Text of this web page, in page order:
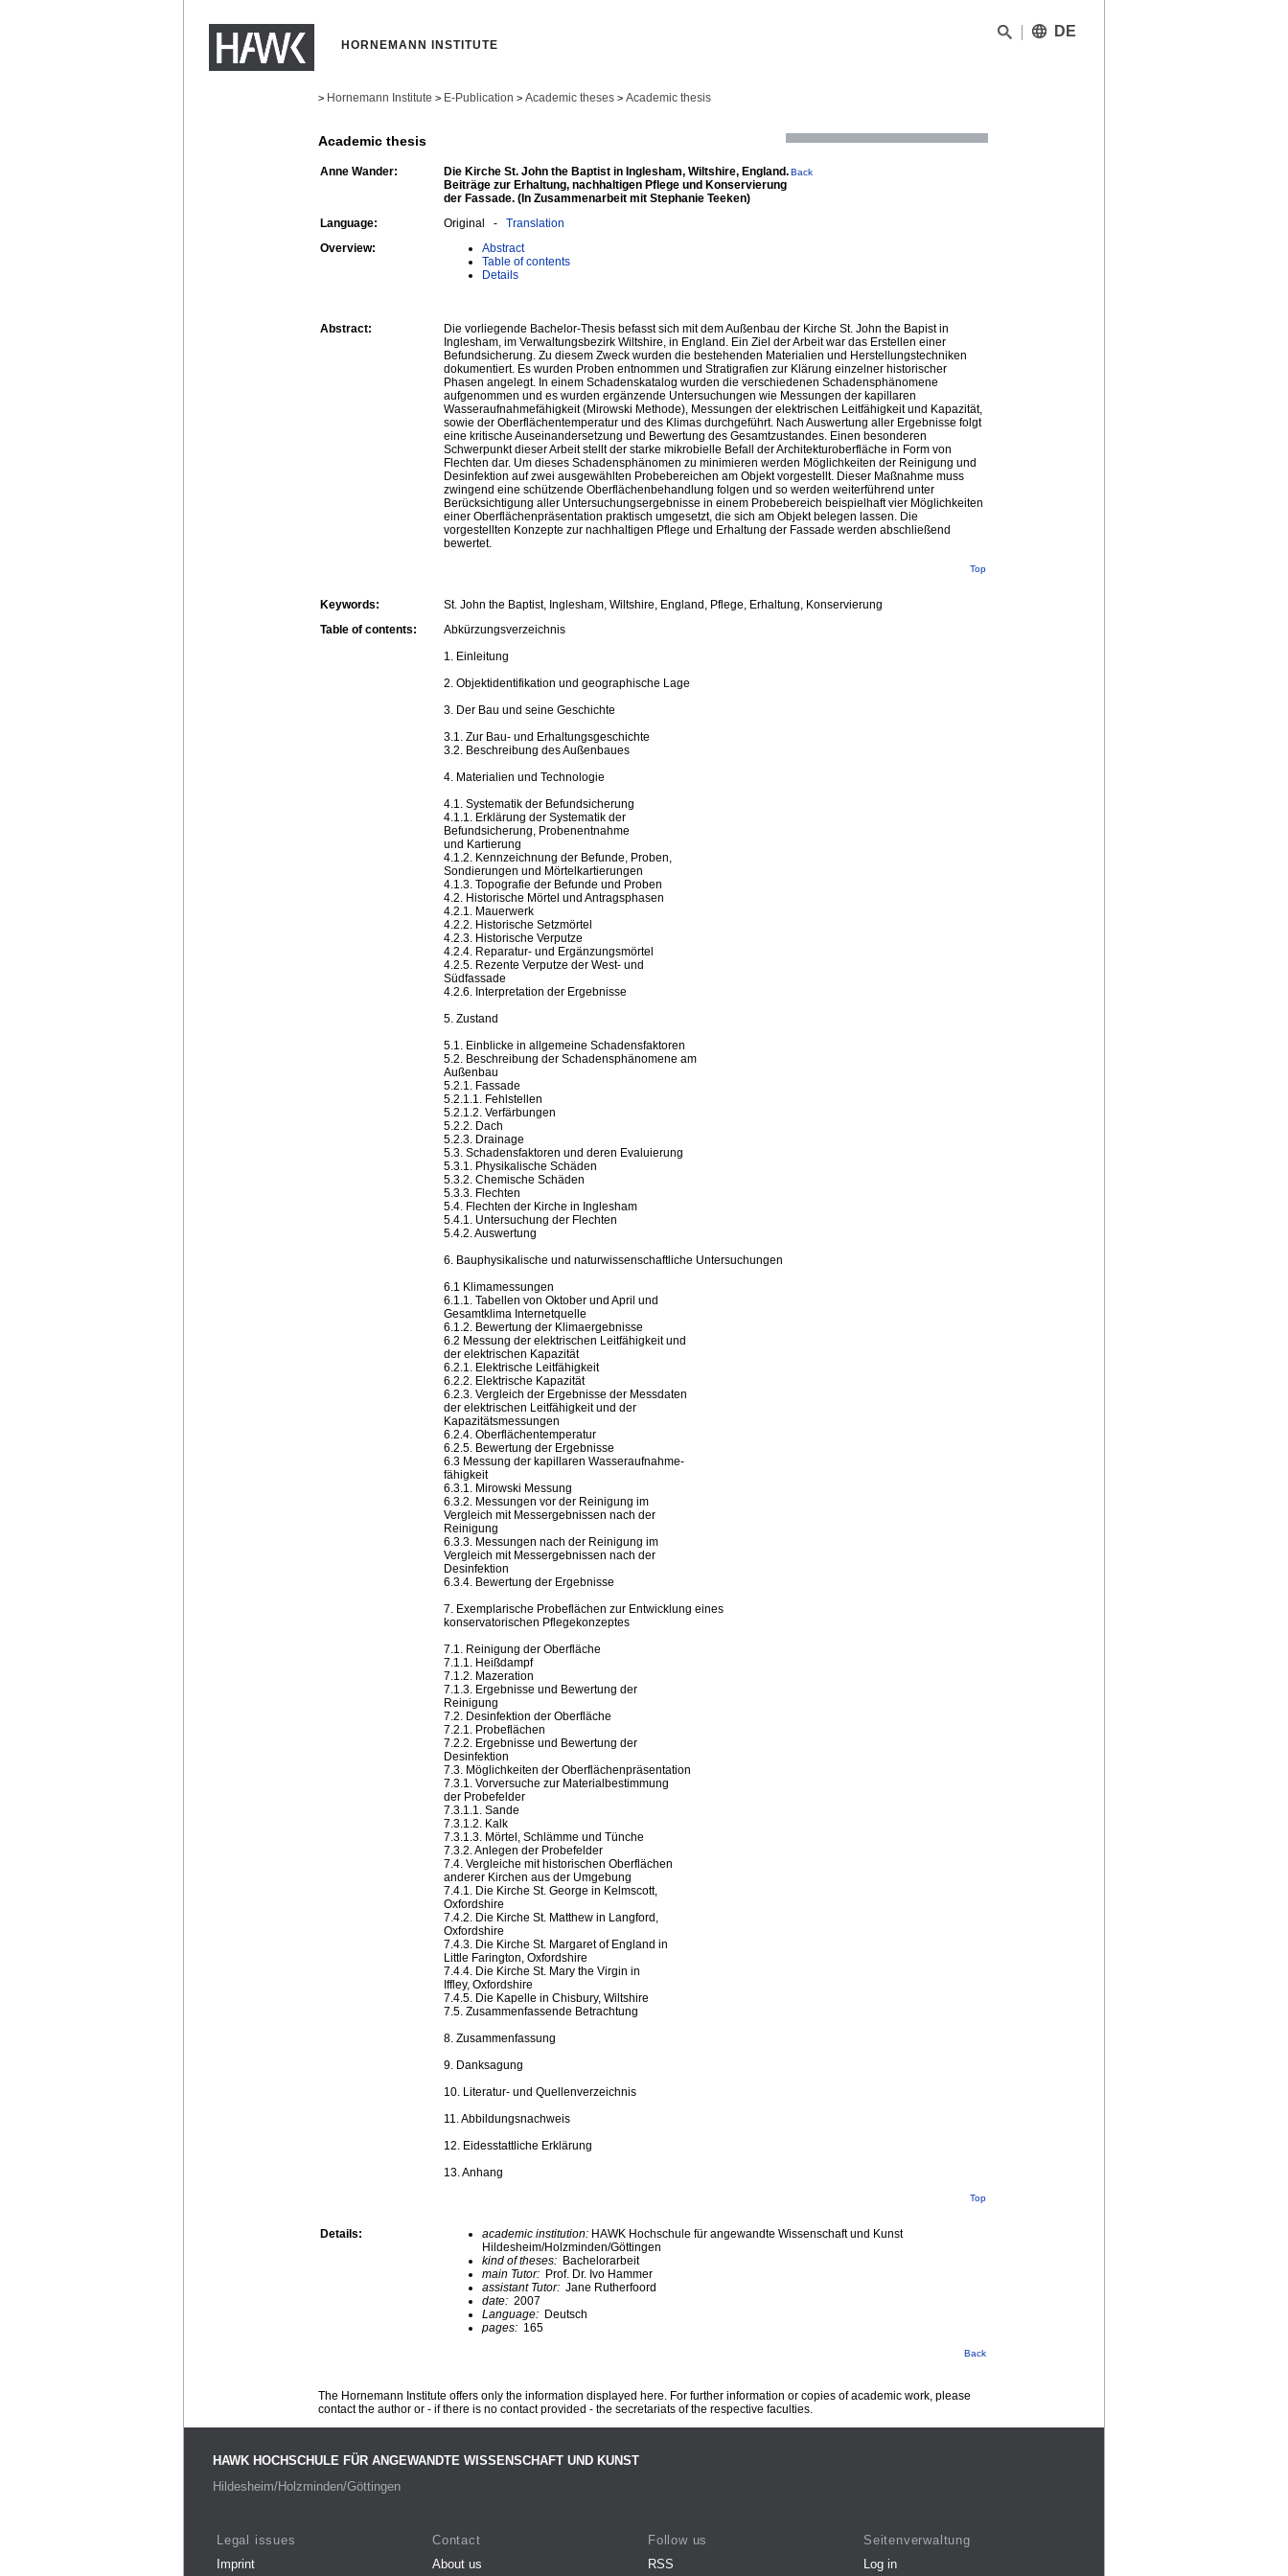
HORNEMANN INSTITUTE
DE
> Hornemann Institute > E-Publication > Academic theses > Academic thesis
Academic thesis
Anne Wander:
Die Kirche St. John the Baptist in Inglesham, Wiltshire, England.
Beiträge zur Erhaltung, nachhaltigen Pflege und Konservierung
der Fassade. (In Zusammenarbeit mit Stephanie Teeken)
Back
Language: Original - Translation
Overview:
Abstract
Table of contents
Details
Abstract:
Die vorliegende Bachelor-Thesis befasst sich mit dem Außenbau der Kirche St. John the Bapist in
Inglesham, im Verwaltungsbezirk Wiltshire, in England. Ein Ziel der Arbeit war das Erstellen einer
Befundsicherung. Zu diesem Zweck wurden die bestehenden Materialien und Herstellungstechniken
dokumentiert. Es wurden Proben entnommen und Stratigrafien zur Klärung einzelner historischer
Phasen angelegt. In einem Schadenskatalog wurden die verschiedenen Schadensphänomene
aufgenommen und es wurden ergänzende Untersuchungen wie Messungen der kapillaren
Wasseraufnahmefähigkeit (Mirowski Methode), Messungen der elektrischen Leitfähigkeit und Kapazität,
sowie der Oberflächentemperatur und des Klimas durchgeführt. Nach Auswertung aller Ergebnisse folgt
eine kritische Auseinandersetzung und Bewertung des Gesamtzustandes. Einen besonderen
Schwerpunkt dieser Arbeit stellt der starke mikrobielle Befall der Architekturoberfläche in Form von
Flechten dar. Um dieses Schadensphänomen zu minimieren werden Möglichkeiten der Reinigung und
Desinfektion auf zwei ausgewählten Probebereichen am Objekt vorgestellt. Dieser Maßnahme muss
zwingend eine schützende Oberflächenbehandlung folgen und so werden weiterführend unter
Berücksichtigung aller Untersuchungsergebnisse in einem Probebereich beispielhaft vier Möglichkeiten
einer Oberflächenpräsentation praktisch umgesetzt, die sich am Objekt belegen lassen. Die
vorgestellten Konzepte zur nachhaltigen Pflege und Erhaltung der Fassade werden abschließend
bewertet.
Top
Keywords:
St. John the Baptist, Inglesham, Wiltshire, England, Pflege, Erhaltung, Konservierung
Table of contents:
Abkürzungsverzeichnis
1. Einleitung
2. Objektidentifikation und geographische Lage
3. Der Bau und seine Geschichte
3.1. Zur Bau- und Erhaltungsgeschichte
3.2. Beschreibung des Außenbaues
4. Materialien und Technologie
4.1. Systematik der Befundsicherung
4.1.1. Erklärung der Systematik der
Befundsicherung, Probenentnahme
und Kartierung
4.1.2. Kennzeichnung der Befunde, Proben,
Sondierungen und Mörtelkartierungen
4.1.3. Topografie der Befunde und Proben
4.2. Historische Mörtel und Antragsphasen
4.2.1. Mauerwerk
4.2.2. Historische Setzmörtel
4.2.3. Historische Verputze
4.2.4. Reparatur- und Ergänzungsmörtel
4.2.5. Rezente Verputze der West- und
Südfassade
4.2.6. Interpretation der Ergebnisse
5. Zustand
5.1. Einblicke in allgemeine Schadensfaktoren
5.2. Beschreibung der Schadensphänomene am
Außenbau
5.2.1. Fassade
5.2.1.1. Fehlstellen
5.2.1.2. Verfärbungen
5.2.2. Dach
5.2.3. Drainage
5.3. Schadensfaktoren und deren Evaluierung
5.3.1. Physikalische Schäden
5.3.2. Chemische Schäden
5.3.3. Flechten
5.4. Flechten der Kirche in Inglesham
5.4.1. Untersuchung der Flechten
5.4.2. Auswertung
6. Bauphysikalische und naturwissenschaftliche Untersuchungen
6.1 Klimamessungen
6.1.1. Tabellen von Oktober und April und
Gesamtklima Internetquelle
6.1.2. Bewertung der Klimaergebnisse
6.2 Messung der elektrischen Leitfähigkeit und
der elektrischen Kapazität
6.2.1. Elektrische Leitfähigkeit
6.2.2. Elektrische Kapazität
6.2.3. Vergleich der Ergebnisse der Messdaten
der elektrischen Leitfähigkeit und der
Kapazitätsmessungen
6.2.4. Oberflächentemperatur
6.2.5. Bewertung der Ergebnisse
6.3 Messung der kapillaren Wasseraufnahme-
fähigkeit
6.3.1. Mirowski Messung
6.3.2. Messungen vor der Reinigung im
Vergleich mit Messergebnissen nach der
Reinigung
6.3.3. Messungen nach der Reinigung im
Vergleich mit Messergebnissen nach der
Desinfektion
6.3.4. Bewertung der Ergebnisse
7. Exemplarische Probeflächen zur Entwicklung eines
konservatorischen Pflegekonzeptes
7.1. Reinigung der Oberfläche
7.1.1. Heißdampf
7.1.2. Mazeration
7.1.3. Ergebnisse und Bewertung der
Reinigung
7.2. Desinfektion der Oberfläche
7.2.1. Probeflächen
7.2.2. Ergebnisse und Bewertung der
Desinfektion
7.3. Möglichkeiten der Oberflächenpräsentation
7.3.1. Vorversuche zur Materialbestimmung
der Probefelder
7.3.1.1. Sande
7.3.1.2. Kalk
7.3.1.3. Mörtel, Schlämme und Tünche
7.3.2. Anlegen der Probefelder
7.4. Vergleiche mit historischen Oberflächen
anderer Kirchen aus der Umgebung
7.4.1. Die Kirche St. George in Kelmscott,
Oxfordshire
7.4.2. Die Kirche St. Matthew in Langford,
Oxfordshire
7.4.3. Die Kirche St. Margaret of England in
Little Farington, Oxfordshire
7.4.4. Die Kirche St. Mary the Virgin in
Iffley, Oxfordshire
7.4.5. Die Kapelle in Chisbury, Wiltshire
7.5. Zusammenfassende Betrachtung
8. Zusammenfassung
9. Danksagung
10. Literatur- und Quellenverzeichnis
11. Abbildungsnachweis
12. Eidesstattliche Erklärung
13. Anhang
Top
Details: academic institution: HAWK Hochschule für angewandte Wissenschaft und Kunst
Hildesheim/Holzminden/Göttingen
kind of theses: Bachelorarbeit
main Tutor: Prof. Dr. Ivo Hammer
assistant Tutor: Jane Rutherfoord
date: 2007
Language: Deutsch
pages: 165
Back
The Hornemann Institute offers only the information displayed here. For further information or copies of academic work, please
contact the author or - if there is no contact provided - the secretariats of the respective faculties.
HAWK HOCHSCHULE FÜR ANGEWANDTE WISSENSCHAFT UND KUNST
Hildesheim/Holzminden/Göttingen
Legal issues
Imprint
Contact
About us
Follow us
RSS
Seitenverwaltung
Log in